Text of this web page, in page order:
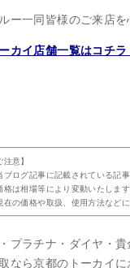
ー一同皆様のご来店を
カイ店舗一覧はコチラ
注意】
ログ記事に記載されている記事
は相場等により変動いたしま
の価格や取扱、使用方法など
プラチナ・ダイヤ・
なら京都のトーカイに